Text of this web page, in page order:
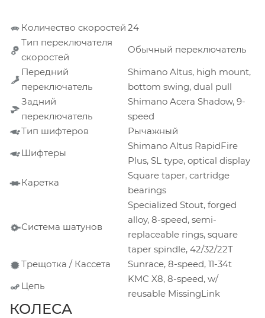
Количество скоростей 24
Тип переключателя
скоростей
Обычный переключатель
Передний
переключатель
Shimano Altus, high mount,
bottom swing, dual pull
Задний
переключатель
Shimano Acera Shadow, 9-
speed
Тип шифтеров
Рычажный
Шифтеры
Shimano Altus RapidFire
Plus, SL type, optical display
Каретка
Square taper, cartridge
bearings
Система шатунов
Specialized Stout, forged
alloy, 8-speed, semi-
replaceable rings, square
taper spindle, 42/32/22T
Трещотка / Кассета
Sunrace, 8-speed, 11-34t
Цепь
KMC X8, 8-speed, w/
reusable MissingLink
КОЛЕСА